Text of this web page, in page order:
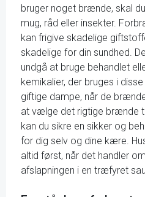
bruger noget brænde, skal
mug, råd eller insekter.
kan frigive skadelige
skadelige for din sundhed.
undgå at bruge behandlet
kemikalier, der bruges i
giftige dampe, når de
at vælge det rigtige brænde
kan du sikre en sikker og
for dig selv og dine kære.
altid først, når det handler
afslapningen i en træfyret